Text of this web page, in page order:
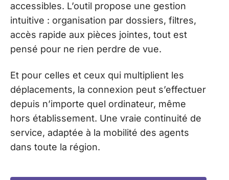
accessibles. L’outil propose une gestion
intuitive : organisation par dossiers, filtres,
accès rapide aux pièces jointes, tout est
pensé pour ne rien perdre de vue.
Et pour celles et ceux qui multiplient les
déplacements, la connexion peut s’effectuer
depuis n’importe quel ordinateur, même
hors établissement. Une vraie continuité de
service, adaptée à la mobilité des agents
dans toute la région.